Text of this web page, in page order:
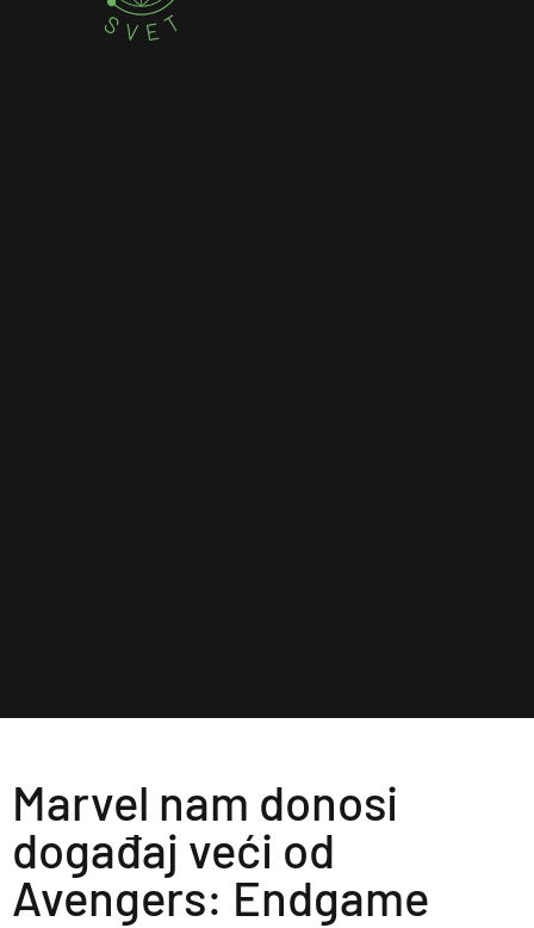
Marvel nam donosi
događaj veći od
Avengers: Endgame